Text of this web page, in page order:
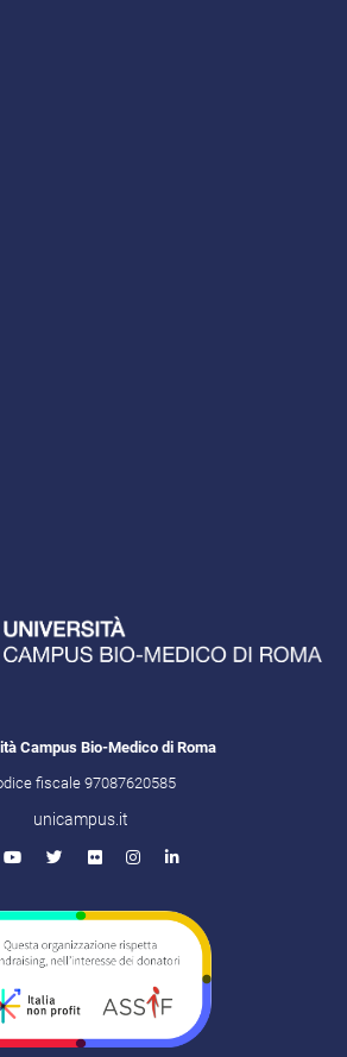
Campus Bio-Medico di Roma
fiscale 97087620585
unicampus.it